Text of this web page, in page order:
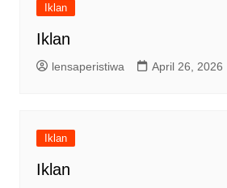
Iklan
Iklan
lensaperistiwa April 26, 2026
Iklan
Iklan